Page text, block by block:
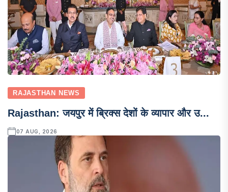
RAJASTHAN NEWS
Rajasthan: जयपुर में ब्रिक्स देशों के व्यापार और उ...
07 AUG, 2026